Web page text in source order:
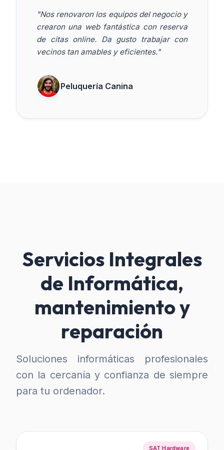
"Nos renovaron los equipos del negocio y
crearon una web fantástica con reserva
de citas online. Da gusto trabajar con
vecinos tan amables y eficientes."
Peluquería Canina
Servicios Integrales
de Informática,
mantenimiento y
reparación
Soluciones informáticas profesionales
con la cercanía y confianza de siempre
para tu ordenador.
SAT Hardware